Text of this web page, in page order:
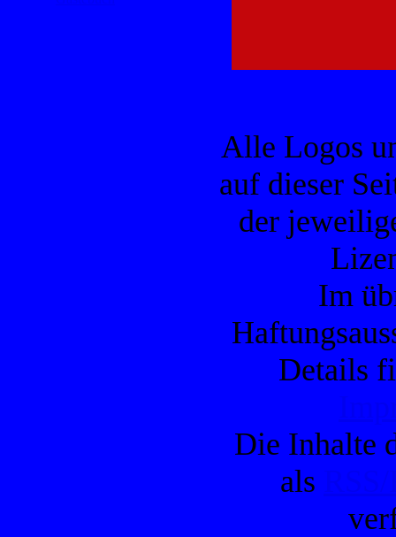
Alle Logos
auf dieser
der
Im
Details
Die Inhalte
als